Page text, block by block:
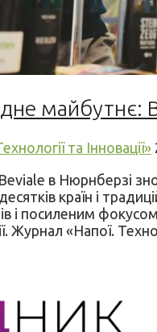
майбутнє:
та Інновації»
в Нюрнберзі
країн і
і посиленим
Журнал «Напої.